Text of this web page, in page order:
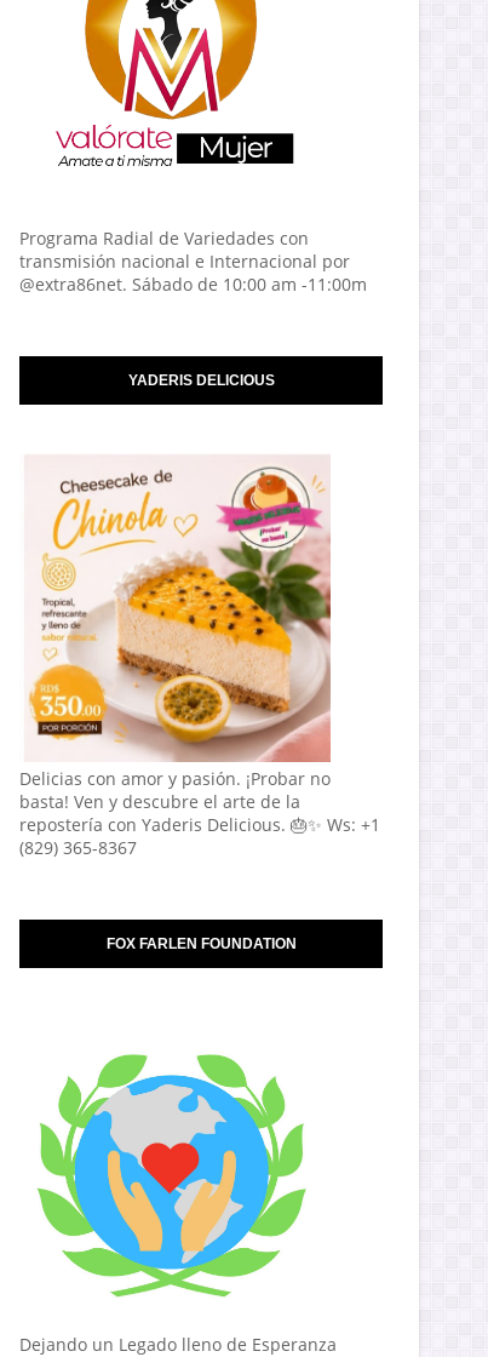
Programa Radial de Variedades con
transmisión nacional e Internacional por
@extra86net. Sábado de 10:00 am -11:00m
YADERIS DELICIOUS
Delicias con amor y pasión. ¡Probar no
basta! Ven y descubre el arte de la
repostería con Yaderis Delicious. 🎂✨ Ws: +1
(829) 365-8367
FOX FARLEN FOUNDATION
Dejando un Legado lleno de Esperanza